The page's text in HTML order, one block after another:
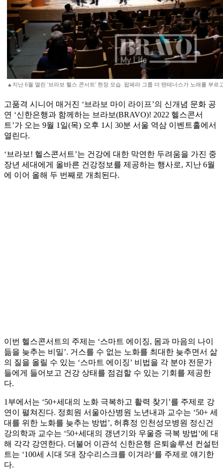
▲지난 6월 열린 '브라보 헬스 콘서트' 현장 모습. 팝페라 그룹 더 텐테너스가 노래를 부르
고품격 시니어 매거진 ‘브라보 마이 라이프’의 신개념 문화 공
연 ‘신한은행과 함께하는 브라보(BRAVO)! 2022 헬스콘서
트’가 오는 9월 1일(목) 오후 1시 30분 서울 역삼 이벤트홀에서
열린다.
‘브라보! 헬스콘서트’는 건강에 대한 막연한 두려움을 가진 중
장년 세대에게 올바른 건강정보를 제공하는 행사로, 지난 6월
에 이어 올해 두 번째로 개최된다.
이번 헬스콘서트의 주제는 ‘스마트 에이징, 몸과 마음의 나이
듦을 늦추는 비밀’. 거스를 수 없는 노화를 최대한 늦추면서 삶
의 질을 올릴 수 있는 ‘스마트 에이징’ 비법을 각 분야 전문가
들에게 들어보고 건강 상태를 점검할 수 있는 기회를 제공한
다.
1부에서는 ‘50+세대의 노화 극복하고 활력 찾기’를 주제로 강
연이 펼쳐진다. 정희원 서울아산병원 노년내과 교수는 ‘50+ 세
대를 위한 노화를 늦추는 방법’, 허휴정 인천성모병원 정신건
강의학과 교수는 ‘50+세대의 갱년기와 우울증 극복 방법‘에 대
해 각각 강연한다. 더불어 이관석 신한은행 은퇴솔루션 컨설턴
트는 ‘100세 시대 5대 장수리스크를 이겨라‘를 주제로 얘기한
다.